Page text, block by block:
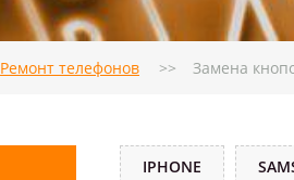
Ремонт телефонов Замена
IPHONE